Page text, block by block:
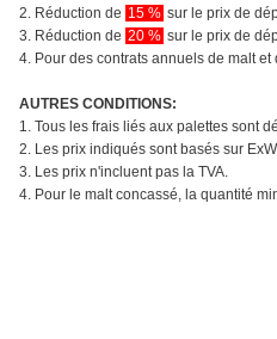
2. Réduction de 15 % sur le prix de
3. Réduction de 20 % sur le prix de
4. Pour des contrats annuels de malt
AUTRES CONDITIONS:
1. Tous les frais liés aux palettes sont
2. Les prix indiqués sont basés sur
3. Les prix n'incluent pas la TVA.
4. Pour le malt concassé, la quantité